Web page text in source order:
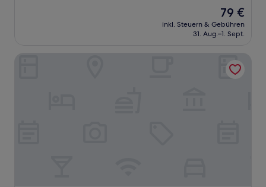
Der
Preis
beträgt
79 €
inkl. Steuern & Gebühren
31. Aug.–1. Sept.